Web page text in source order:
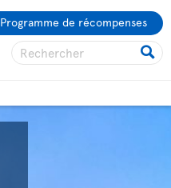
Programme de récompenses